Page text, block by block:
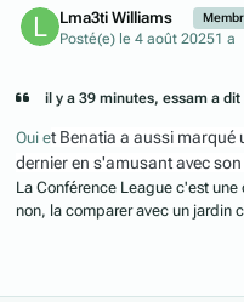
Lma3ti Williams
Posté(e) le 4 août 20251 a
il y a 39 minutes, essam a dit
Oui et Benatia a aussi marqué
dernier en s'amusant avec
La Conférence League c'est
non, la comparer avec un jardin